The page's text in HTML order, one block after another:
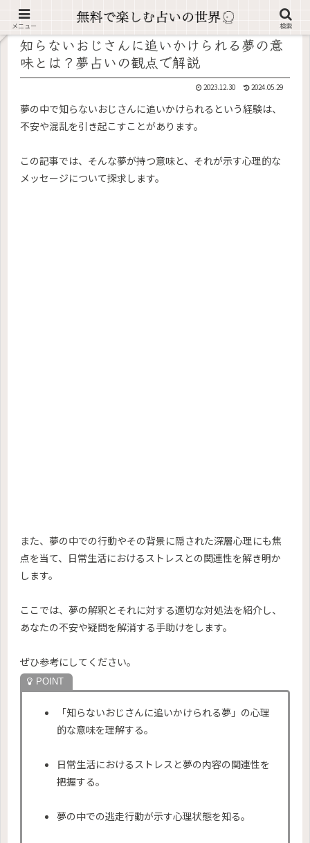
記事内に広告が含まれています。
知らないおじさんに追いかけられる夢の意
味とは？夢占いの観点で解説
2023.12.30 2024.05.29
夢の中で知らないおじさんに追いかけられるという経験は、
不安や混乱を引き起こすことがあります。
この記事では、そんな夢が持つ意味と、それが示す心理的な
メッセージについて探求します。
また、夢の中での行動やその背景に隠された深層心理にも焦
点を当て、日常生活におけるストレスとの関連性を解き明か
します。
ここでは、夢の解釈とそれに対する適切な対処法を紹介し、
あなたの不安や疑問を解消する手助けをします。
ぜひ参考にしてください。
「知らないおじさんに追いかけられる夢」の心理
的な意味を理解する。
日常生活におけるストレスと夢の内容の関連性を
把握する。
夢の中での逃走行動が示す心理状態を知る。
メニュー 検索